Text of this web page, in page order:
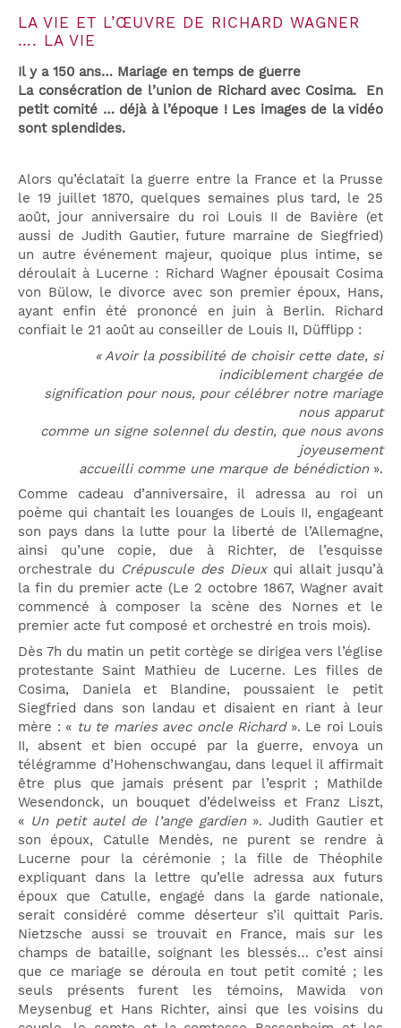
LA VIE ET L’ŒUVRE DE RICHARD WAGNER
…. LA VIE
Il y a 150 ans… Mariage en temps de guerre
La consécration de l’union de Richard avec Cosima. En
petit comité … déjà à l’époque ! Les images de la vidéo
sont splendides.
Alors qu’éclatait la guerre entre la France et la Prusse
le 19 juillet 1870, quelques semaines plus tard, le 25
août, jour anniversaire du roi Louis II de Bavière (et
aussi de Judith Gautier, future marraine de Siegfried)
un autre événement majeur, quoique plus intime, se
déroulait à Lucerne : Richard Wagner épousait Cosima
von Bülow, le divorce avec son premier époux, Hans,
ayant enfin été prononcé en juin à Berlin. Richard
confiait le 21 août au conseiller de Louis II, Düfflipp :
« Avoir la possibilité de choisir cette date, si
indiciblement chargée de
signification pour nous, pour célébrer notre mariage
nous apparut
comme un signe solennel du destin, que nous avons
joyeusement
accueilli comme une marque de bénédiction».
Comme cadeau d’anniversaire, il adressa au roi un
poème qui chantait les louanges de Louis II, engageant
son pays dans la lutte pour la liberté de l’Allemagne,
ainsi qu’une copie, due à Richter, de l’esquisse
orchestrale du Crépuscule des Dieuxqui allait jusqu’à
la fin du premier acte (Le 2 octobre 1867, Wagner avait
commencé à composer la scène des Nornes et le
premier acte fut composé et orchestré en trois mois).
Dès 7h du matin un petit cortège se dirigea vers l’église
protestante Saint Mathieu de Lucerne. Les filles de
Cosima, Daniela et Blandine, poussaient le petit
Siegfried dans son landau et disaient en riant à leur
mère : « tu te maries avec oncle Richard». Le roi Louis
II, absent et bien occupé par la guerre, envoya un
télégramme d’Hohenschwangau, dans lequel il affirmait
être plus que jamais présent par l’esprit ; Mathilde
Wesendonck, un bouquet d’édelweiss et Franz Liszt,
« Un petit autel de l’ange gardien». Judith Gautier et
son époux, Catulle Mendès, ne purent se rendre à
Lucerne pour la cérémonie ; la fille de Théophile
expliquant dans la lettre qu’elle adressa aux futurs
époux que Catulle, engagé dans la garde nationale,
serait considéré comme déserteur s’il quittait Paris.
Nietzsche aussi se trouvait en France, mais sur les
champs de bataille, soignant les blessés… c’est ainsi
que ce mariage se déroula en tout petit comité ; les
seuls présents furent les témoins, Mawida von
Meysenbug et Hans Richter, ainsi que les voisins du